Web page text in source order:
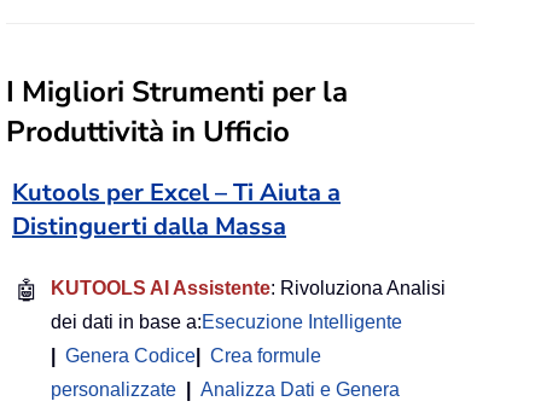
I Migliori Strumenti per la
Produttività in Ufficio
Kutools per Excel – Ti Aiuta a
Distinguerti dalla Massa
🤖 KUTOOLS AI Assistente: Rivoluziona Analisi
dei dati in base a:Esecuzione Intelligente
Genera Codice
Crea formule
personalizzate
Analizza Dati e Genera